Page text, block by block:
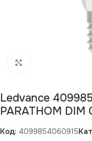
Щракнете за
Ledvance
PARATHOM
Код: 4099854060915